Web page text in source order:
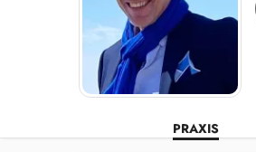
PRAXIS